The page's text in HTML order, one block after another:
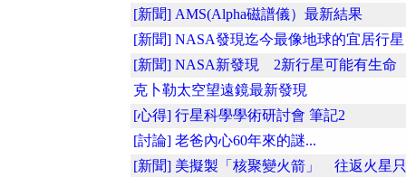
[新聞] AMS(Alpha磁譜儀）最新結果
[新聞] NASA發現迄今最像地球的宜居行星
[新聞] NASA新發現 2新行星可能有生命
克卜勒太空望遠鏡最新發現
[心得] 行星科學學術研討會 筆記2
[討論] 老爸內心60年來的謎...
[新聞] 美擬製「核聚變火箭」 往返火星